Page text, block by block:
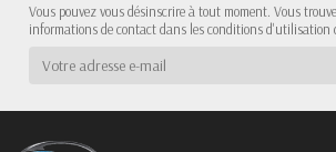
Vous pouvez vous désinscrire à tout moment. Vous
informations de contact dans les conditions d'utilisation